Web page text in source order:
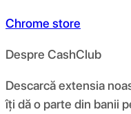
Chrome store
Despre CashClub
Descarcă extensia
îți dă o parte din banii